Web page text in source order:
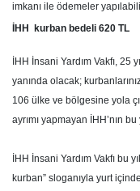
imkanı ile ödemeler
İHH kurban bedeli 620 TL
İHH İnsani Yardım Vakfı, 25
yanında olacak;
106 ülke ve bölgesine yola
ayrımı yapmayan İHH’nın
İHH İnsani Yardım Vakfı bu
kurban” sloganıyla yurt